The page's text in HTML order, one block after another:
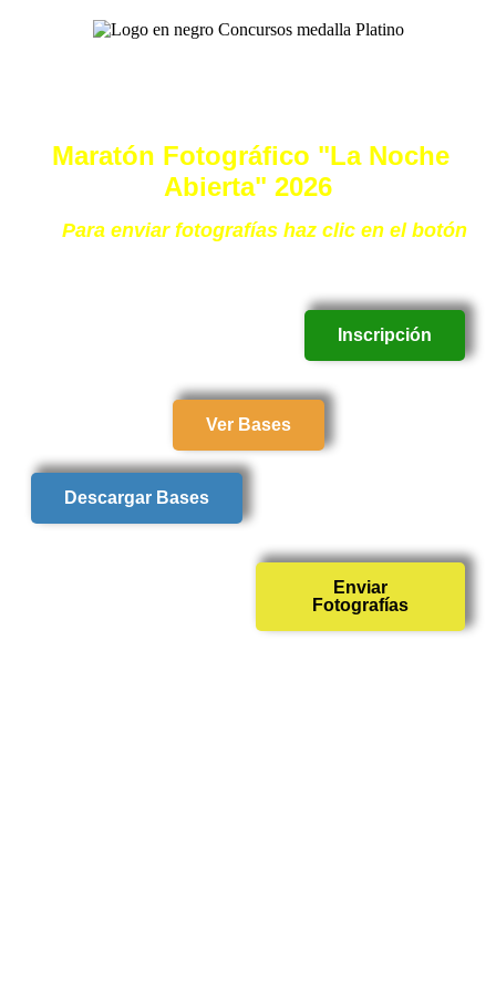
Maratón Fotográfico "La Noche
Abierta" 2026
Para enviar fotografías haz clic en el botón
Inscripción
Ver Bases
Descargar Bases
Enviar
Fotografías